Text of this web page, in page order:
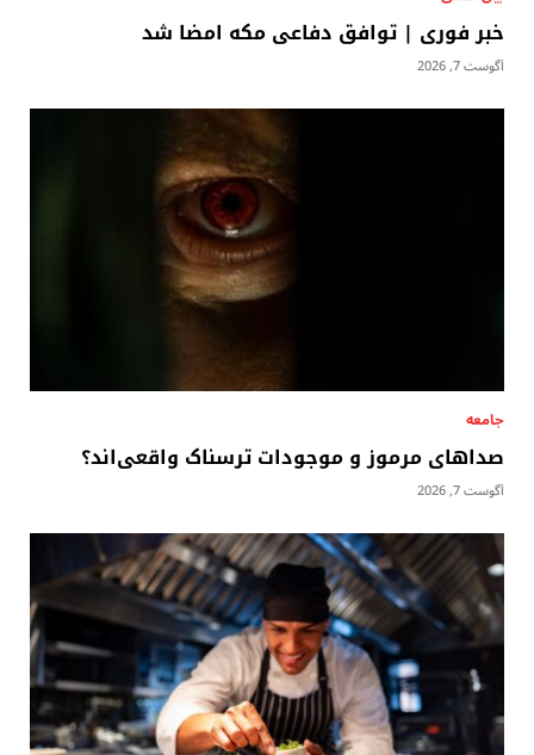
خبر فوری | توافق دفاعی مکه امضا شد
آگوست 7, 2026
جامعه
صداهای مرموز و موجودات ترسناک واقعی‌اند؟
آگوست 7, 2026